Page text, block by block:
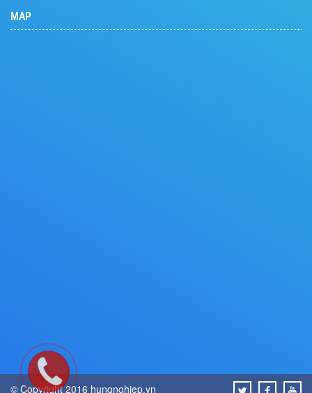
MAP
© Copyright 2016 hungnghiep.vn